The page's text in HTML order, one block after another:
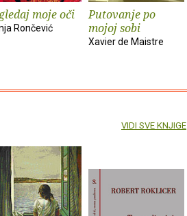
moje oči
Rončević
Putovanje po
mojoj sobi
Xavier de Maistre
VIDI SVE KNJIGE